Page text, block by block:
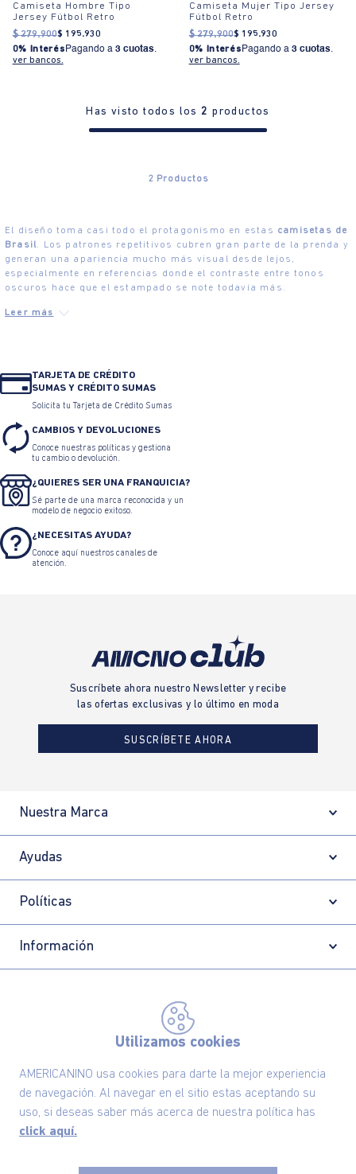
Utilizamos cookies
AMERICANINO usa cookies para darte la mejor experiencia
de navegación. Al navegar en el sitio estas aceptando su
uso, si deseas saber más acerca de nuestra política has
click aquí.
Camiseta Hombre Tipo
Jersey Fútbol Retro
$ 279.900$ 195.930
0% Interés Pagando a 3 cuotas.
ver bancos.
Camiseta Mujer Tipo Jersey
Fútbol Retro
$ 279.900$ 195.930
0% Interés Pagando a 3 cuotas.
ver bancos.
Has visto todos los2 productos
2 Productos
El diseño toma casi todo el protagonismo en estas camisetas de
Brasil. Los patrones repetitivos cubren gran parte de la prenda y
generan una apariencia mucho más visual desde lejos,
especialmente en referencias donde el contraste entre tonos
oscuros hace que el estampado se note todavía más.
TARJETA DE CRÉDITO
SUMAS Y CRÉDITO SUMAS
Solicita tu Tarjeta de Crédito Sumas
CAMBIOS Y DEVOLUCIONES
Conoce nuestras políticas y gestiona
tu cambio o devolución.
¿QUIERES SER UNA FRANQUICIA?
Sé parte de una marca reconocida y un
modelo de negocio exitoso.
¿NECESITAS AYUDA?
Conoce aquí nuestros canales de
atención.
Suscríbete ahora nuestro Newsletter y recibe
las ofertas exclusivas y lo último en moda
SUSCRÍBETE AHORA
Nuestra Marca
Ayudas
Políticas
Información